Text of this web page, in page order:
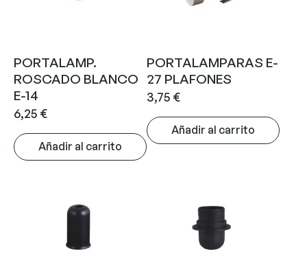
PORTALAMP.
ROSCADO BLANCO
E-14
6,25 €
Añadir al carrito
PORTALAMPARAS E-
27 PLAFONES
3,75 €
Añadir al carrito